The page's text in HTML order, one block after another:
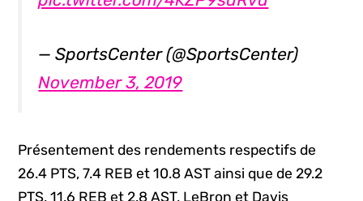
— SportsCenter (@SportsCenter)
November 3, 2019
Présentement des rendements respectifs de
26.4 PTS, 7.4 REB et 10.8 AST ainsi que de 29.2
PTS, 11.6 REB et 2.8 AST, LeBron et Davis